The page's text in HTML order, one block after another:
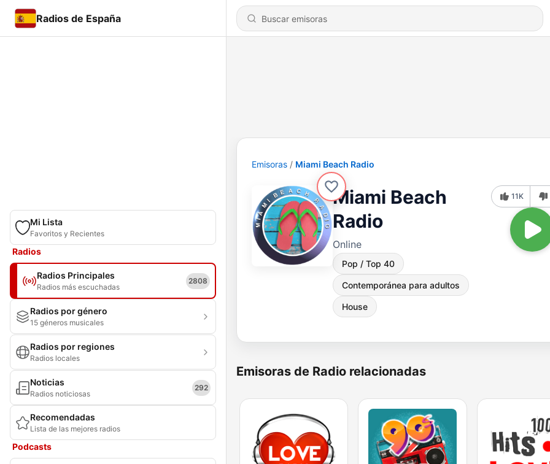
Radios de España
Mi Lista
Favoritos y Recientes
Radios
Radios Principales
Radios más escuchadas
2808
Radios por género
15 géneros musicales
Radios por regiones
Radios locales
Noticias
Radios noticiosas
292
Recomendadas
Lista de las mejores radios
Podcasts
Emisoras Miami Beach Radio
Miami Beach
Radio
Online
Pop / Top 40
Contemporánea para adultos
House
11K
Emisoras de Radio relacionadas